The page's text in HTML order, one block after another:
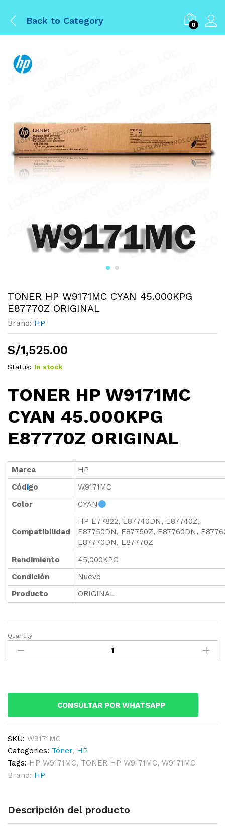
Back to Category 0
TONER HP W9171MC CYAN 45.000KPG
E87770Z ORIGINAL
Brand: HP
S/1,525.00
Status: In stock
TONER HP W9171MC
CYAN 45.000KPG
E87770Z ORIGINAL
Marca
HP
Código
W9171MC
Color
CYAN
Compatibilidad
HP E77822, E87740DN, E87740Z,
E87750DN, E87750Z, E87760DN,
E87770DN, E87770Z
Rendimiento
45,000KPG
Condición
Nuevo
Producto
ORIGINAL
TONER
HP
W9171MC
quantity
Quantity
CONSULTAR POR WHATSAPP
SKU: W9171MC
Categories: Tóner, HP
Tags: HP W9171MC, TONER HP W9171MC, W9171MC
Brand: HP
Descripción del producto